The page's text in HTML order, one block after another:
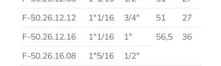
F-50.26.12.12
1″1/16 3/4″ 51
27
F-50.26.12.16
1″1/16 1″ 56,5
36
F-50.26.16.08
1″5/16
1/2″